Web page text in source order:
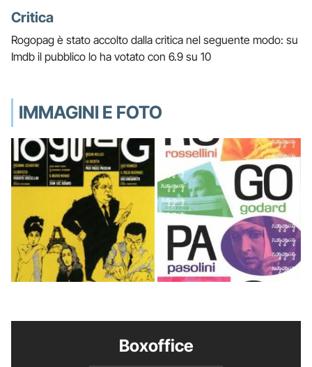
Critica
Rogopag è stato accolto dalla critica nel seguente modo: su
Imdb il pubblico lo ha votato con 6.9 su 10
IMMAGINI E FOTO
Boxoffice